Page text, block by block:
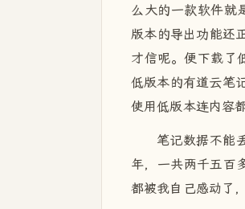
么大的一款软件就
版本的导出功能还
才信呢。便下载了
低版本的有道云笔
使用低版本连内容
笔记数据不能
年，一共两千五百
都被我自己感动了